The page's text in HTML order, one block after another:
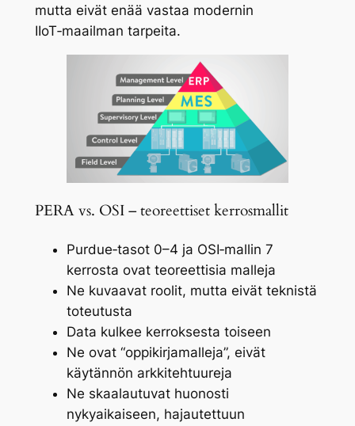
mutta eivät enää vastaa modernin
IIoT‑maailman tarpeita.
PERA vs. OSI – teoreettiset kerrosmallit
Purdue‑tasot 0–4 ja OSI‑mallin 7
kerrosta ovat teoreettisia malleja
Ne kuvaavat roolit, mutta eivät teknistä
toteutusta
Data kulkee kerroksesta toiseen
Ne ovat “oppikirjamalleja”, eivät
käytännön arkkitehtuureja
Ne skaalautuvat huonosti
nykyaikaiseen, hajautettuun